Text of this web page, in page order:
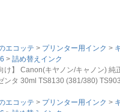
エコッテ プリンター用インク
詰め替えインク
け】 Canon(キヤノン/キャノン)
ンタ 30ml TS8130 (381/380)
エコッテ
プリンター用インク